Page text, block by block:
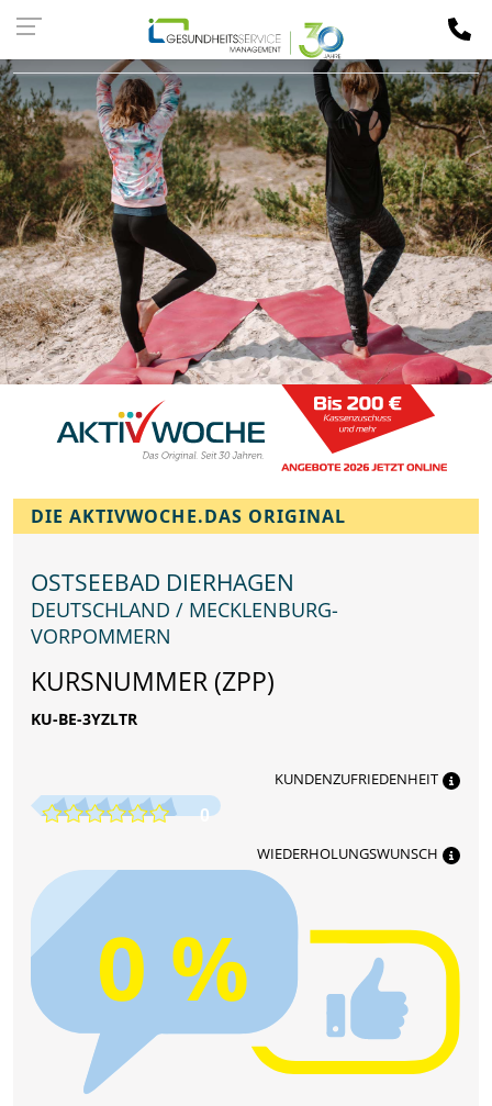
Kassen-
DIE AKTIVWOCHE.DAS ORIGINAL
OSTSEEBAD DIERHAGEN
DEUTSCHLAND / MECKLENBURG-
VORPOMMERN
KURSNUMMER (ZPP)
KU-BE-3YZLTR
KUNDENZUFRIEDENHEIT
0
WIEDERHOLUNGSWUNSCH
0 %